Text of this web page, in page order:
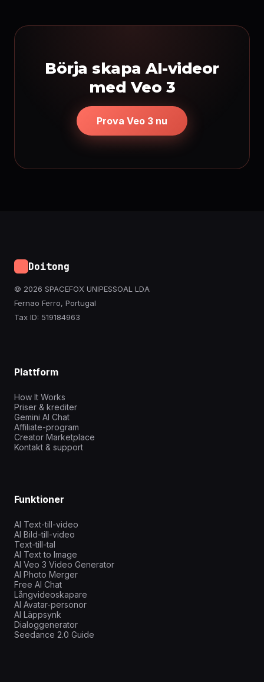
Börja skapa AI-videor
med Veo 3
Prova Veo 3 nu
Doitong
© 2026 SPACEFOX UNIPESSOAL LDA
Fernao Ferro, Portugal
Tax ID: 519184963
Plattform
How It Works
Priser & krediter
Gemini AI Chat
Affiliate-program
Creator Marketplace
Kontakt & support
Funktioner
AI Text-till-video
AI Bild-till-video
Text-till-tal
AI Text to Image
AI Veo 3 Video Generator
AI Photo Merger
Free AI Chat
Långvideoskapare
AI Avatar-personor
AI Läppsynk
Dialoggenerator
Seedance 2.0 Guide